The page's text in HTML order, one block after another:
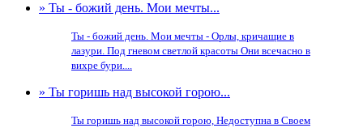
» Ты - божий день. Мои мечты...
Ты - божий день. Мои мечты - Орлы, кричащие в
лазури. Под гневом светлой красоты Они всечасно в
вихре бури....
» Ты горишь над высокой горою...
Ты горишь над высокой горою, Недоступна в Своем